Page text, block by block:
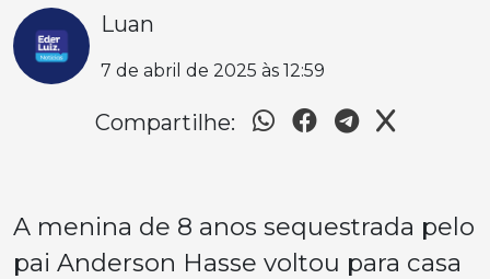
Luan
7 de abril de 2025 às 12:59
Compartilhe:
A menina de 8 anos sequestrada pelo
pai Anderson Hasse voltou para casa